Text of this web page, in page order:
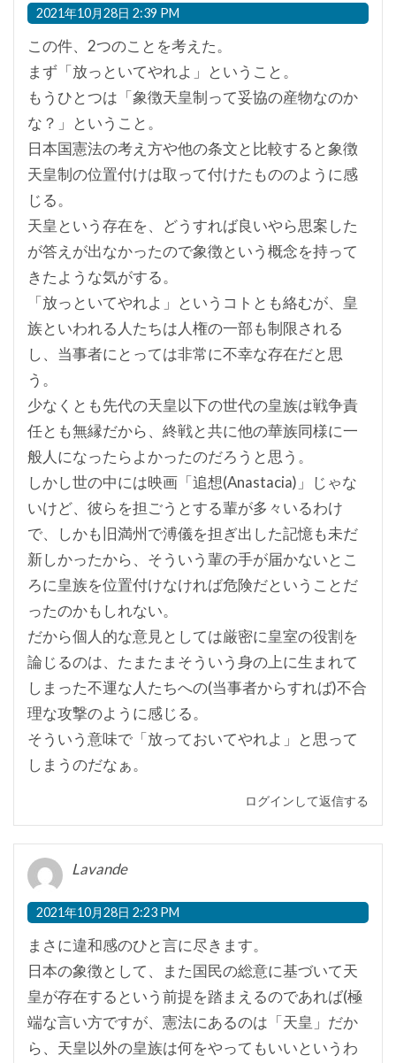
2021年10月28日 2:39 PM
この件、2つのことを考えた。
まず「放っといてやれよ」ということ。
もうひとつは「象徴天皇制って妥協の産物なのか
な？」ということ。
日本国憲法の考え方や他の条文と比較すると象徴
天皇制の位置付けは取って付けたもののように感
じる。
天皇という存在を、どうすれば良いやら思案した
が答えが出なかったので象徴という概念を持って
きたような気がする。
「放っといてやれよ」というコトとも絡むが、皇
族といわれる人たちは人権の一部も制限される
し、当事者にとっては非常に不幸な存在だと思
う。
少なくとも先代の天皇以下の世代の皇族は戦争責
任とも無縁だから、終戦と共に他の華族同様に一
般人になったらよかったのだろうと思う。
しかし世の中には映画「追想(Anastacia)」じゃな
いけど、彼らを担ごうとする輩が多々いるわけ
で、しかも旧満州で溥儀を担ぎ出した記憶も未だ
新しかったから、そういう輩の手が届かないとこ
ろに皇族を位置付けなければ危険だということだ
ったのかもしれない。
だから個人的な意見としては厳密に皇室の役割を
論じるのは、たまたまそういう身の上に生まれて
しまった不運な人たちへの(当事者からすれば)不合
理な攻撃のように感じる。
そういう意味で「放っておいてやれよ」と思って
しまうのだなぁ。
ログインして返信する
Lavande
2021年10月28日 2:23 PM
まさに違和感のひと言に尽きます。
日本の象徴として、また国民の総意に基づいて天
皇が存在するという前提を踏まえるのであれば(極
端な言い方ですが、憲法にあるのは「天皇」だか
ら、天皇以外の皇族は何をやってもいいというわ